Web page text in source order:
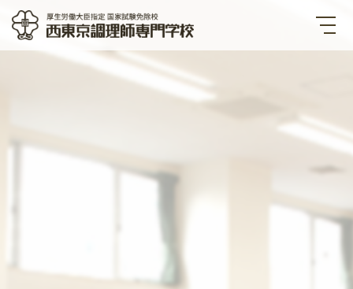
働大臣指定国家試験免除校